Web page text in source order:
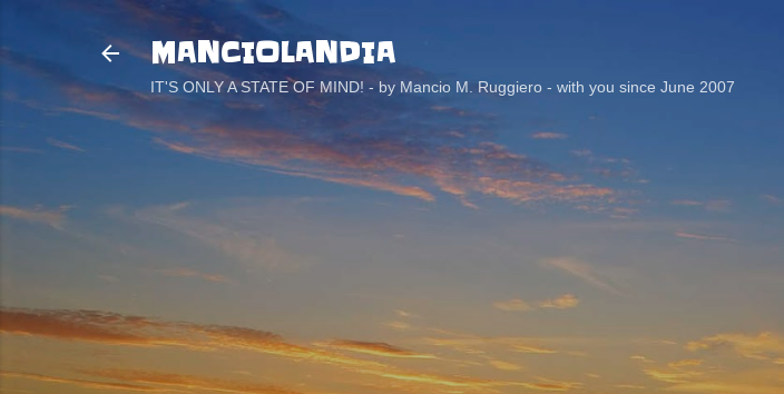
MANCIOLANDIA
IT'S ONLY A STATE OF MIND! - by Mancio M. Ruggiero - with you since June 2007